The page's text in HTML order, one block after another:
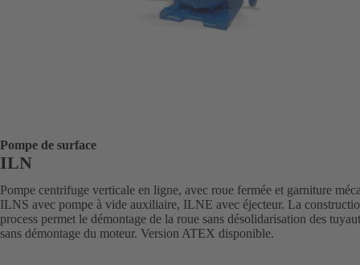
Pompe de surface
ILN
Pompe centrifuge verticale en ligne, avec roue fermée et garniture
ILNS avec pompe à vide auxiliaire, ILNE avec éjecteur. La
process permet le démontage de la roue sans désolidarisation des
sans démontage du moteur. Version ATEX disponible.